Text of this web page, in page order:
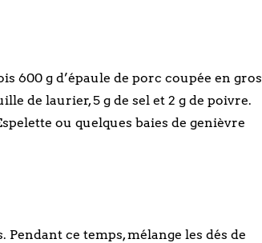
600 g d’épaule de porc coupée en gros
de laurier, 5 g de sel et 2 g de poivre.
ou quelques baies de genièvre
ce temps, mélange les dés de